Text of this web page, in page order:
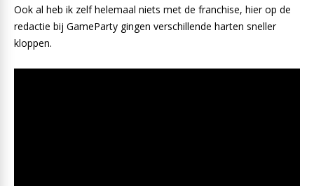
Ook al heb ik zelf helemaal niets met de franchise, hier op de
redactie bij GameParty gingen verschillende harten sneller
kloppen.